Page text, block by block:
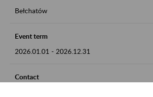
Bełchatów
Event term
2026.01.01 - 2026.12.31
Contact